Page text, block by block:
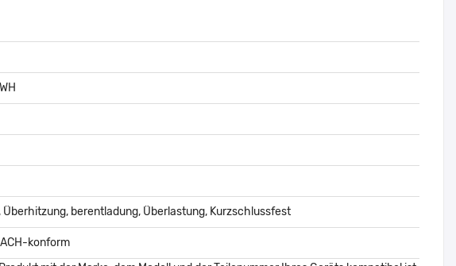
Überhitzung, berentladung, Überlastung, Kurzschlussfest
konform